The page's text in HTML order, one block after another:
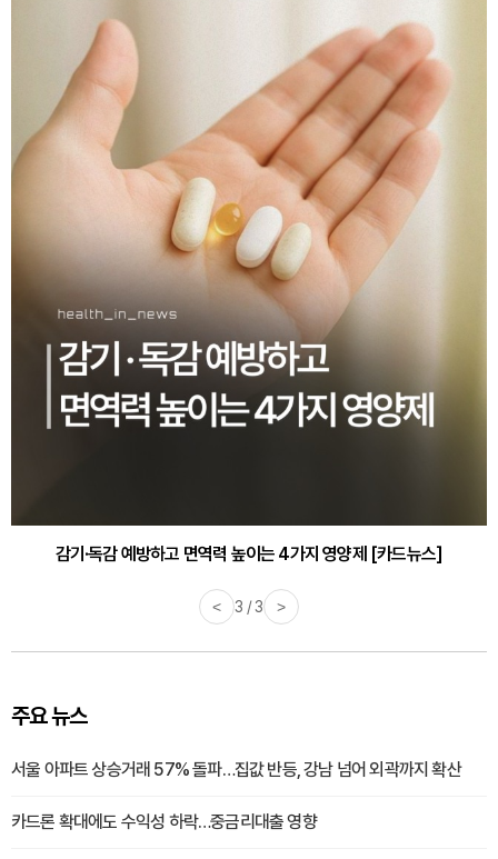
감기·독감 예방하고 면역력 높이는 4가지 영양제 [카드뉴스]
< 3 / 3 >
주요 뉴스
서울 아파트 상승거래 57% 돌파…집값 반등, 강남 넘어 외곽까지 확산
카드론 확대에도 수익성 하락…중금리대출 영향